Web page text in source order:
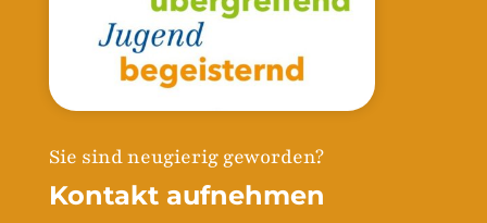
Sie sind neugierig geworden?
Kontakt aufnehmen